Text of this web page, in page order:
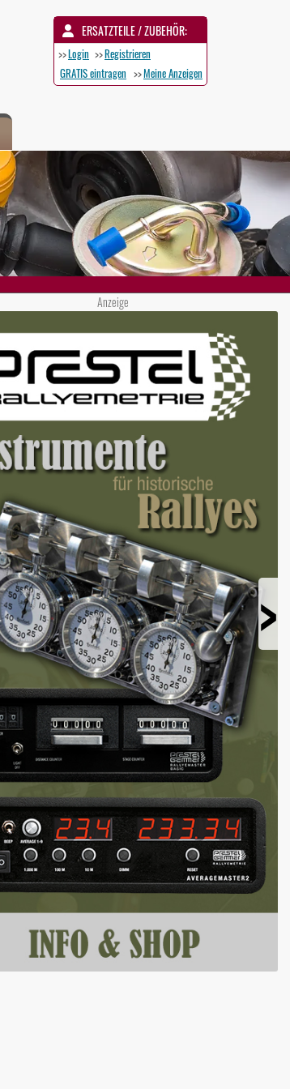
ERSATZTEILE / ZUBEHÖR:
>>Login >>Registrieren
GRATIS eintragen >>Meine Anzeigen
Anzeige
Next